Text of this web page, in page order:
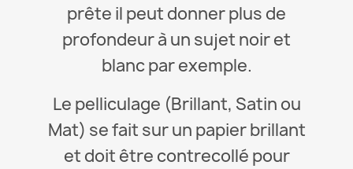
prête il peut donner plus de
profondeur à un sujet noir et
blanc par exemple.
Le pelliculage (Brillant, Satin ou
Mat) se fait sur un papier brillant
et doit être contrecollé pour